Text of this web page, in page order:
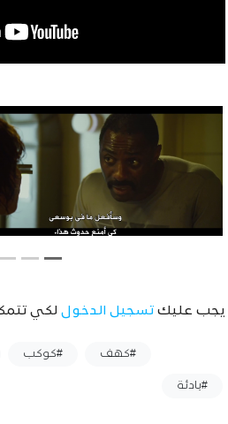
يجب عليك تسجيل الدخول لكي
#كهف #كوكب
#بادئة